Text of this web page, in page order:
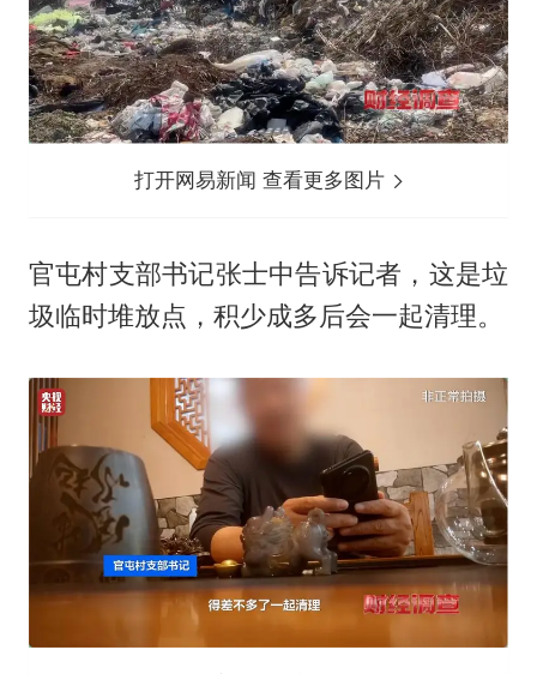
打开网易新闻 查看更多图片
官屯村支部书记张士中告诉记者，这是垃
圾临时堆放点，积少成多后会一起清理。